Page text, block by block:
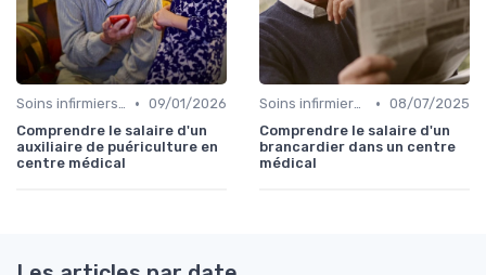
Soins infirmiers à domicile • 09/01/2026
Comprendre le salaire d'un
auxiliaire de puériculture en
centre médical
Soins infirmiers à domicile • 08/07/2025
Comprendre le salaire d'un
brancardier dans un centre
médical